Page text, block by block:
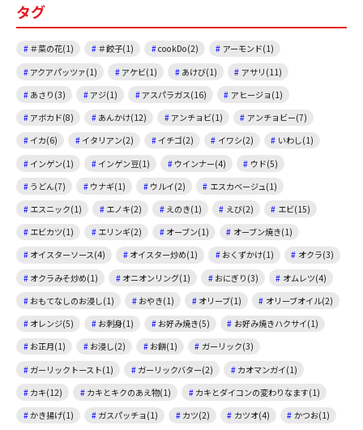
o
k
タグ
＃菜の花(1) ＃餃子(1) cookDo(2)
アーモンド(1)
アクアパッツァ(1)
アケビ(1) あけび(1)
アサリ(11)
あさり(3)
アジ(1) アスパラガス(16)
アヒージョ(1)
アボカド(8)
あんかけ(12) アンチョビ(1)
アンチョビー(7)
イカ(6)
イタリアン(2) イチゴ(2) イワシ(2)
いわし(1)
インゲン(1)
インゲン豆(1) ウインナー(4)
ウド(5)
うどん(7)
ウナギ(1) ウルイ(2)
エスカベージュ(1)
エスニック(1)
エノキ(2) えのき(1) えび(2)
エビ(15)
エビカツ(1)
エリンギ(2) オーブン(1)
オーブン焼き(1)
オイスターソース(4)
オイスター炒め(1) おくずかけ(1)
オクラ(3)
オクラみそ炒め(1)
オニオンリング(1) おにぎり(3)
オムレツ(4)
おもてなしのお浸し(1)
おやき(1) オリーブ(1)
オリーブオイル(2)
オレンジ(5)
お刺身(1) お好み焼き(5)
お好み焼きハクサイ(1)
お正月(1)
お浸し(2) お餅(1)
ガーリック(3)
ガーリックトースト(1)
ガーリックバター(2)
カオマンガイ(1)
カキ(12)
カキとキクのあえ物(1)
カキとダイコンの変わりなます(1)
かき揚げ(1)
ガスパッチョ(1) カツ(2) カツオ(4)
かつお(1)